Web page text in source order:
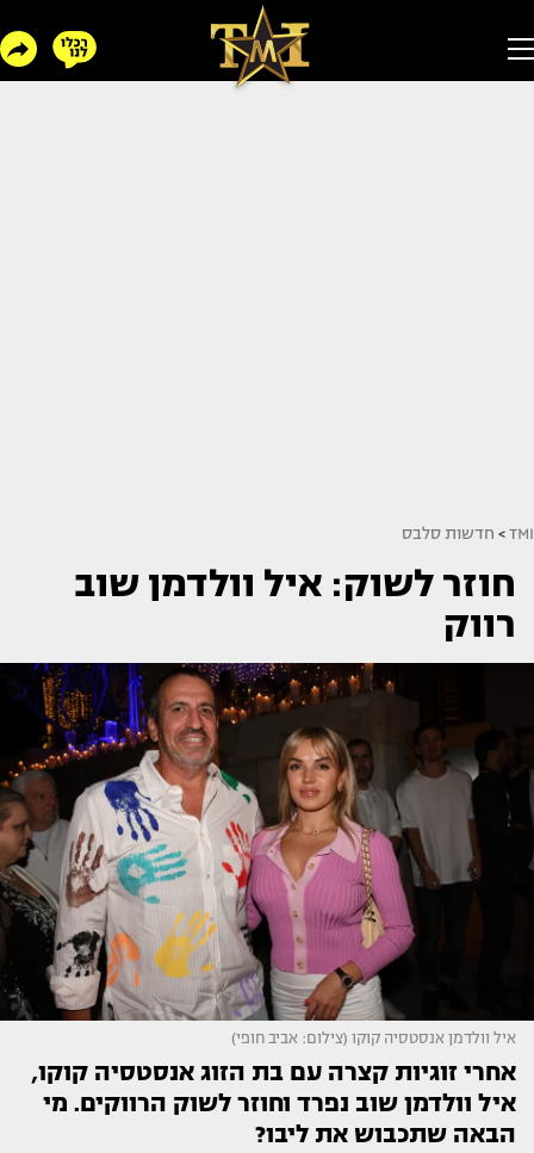
TMI
> חדשות סלבס
חוזר לשוק: איל וולדמן שוב
רווק
איל וולדמן אנסטסיה קוקו (צילום: אביב חופי)
אחרי זוגיות קצרה עם בת הזוג אנסטסיה קוקו,
איל וולדמן שוב נפרד וחוזר לשוק הרווקים. מי
הבאה שתכבוש את ליבו?